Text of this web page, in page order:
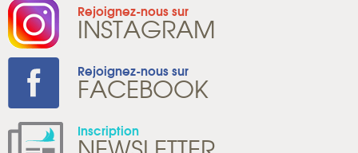
Rejoignez-nous sur
INSTAGRAM
Rejoignez-nous sur
FACEBOOK
Inscription